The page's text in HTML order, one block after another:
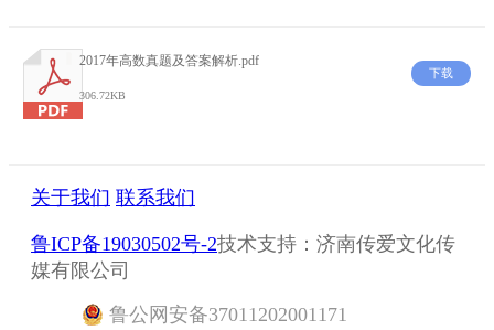
2017年高数真题及答案解析.pdf
306.72KB
下载
关于我们 联系我们
鲁ICP备19030502号-2技术支持：济南传爱文化传
媒有限公司
鲁公网安备37011202001171